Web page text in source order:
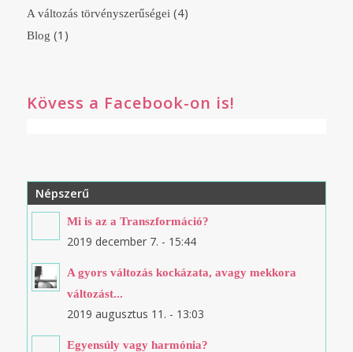
A változás törvényszerűségei(4)
Blog (1)
Kövess a Facebook-on is!
Népszerű
Mi is az a Transzformáció?
2019 december 7. - 15:44
A gyors változás kockázata, avagy mekkora
változást...
2019 augusztus 11. - 13:03
Egyensúly vagy harmónia?